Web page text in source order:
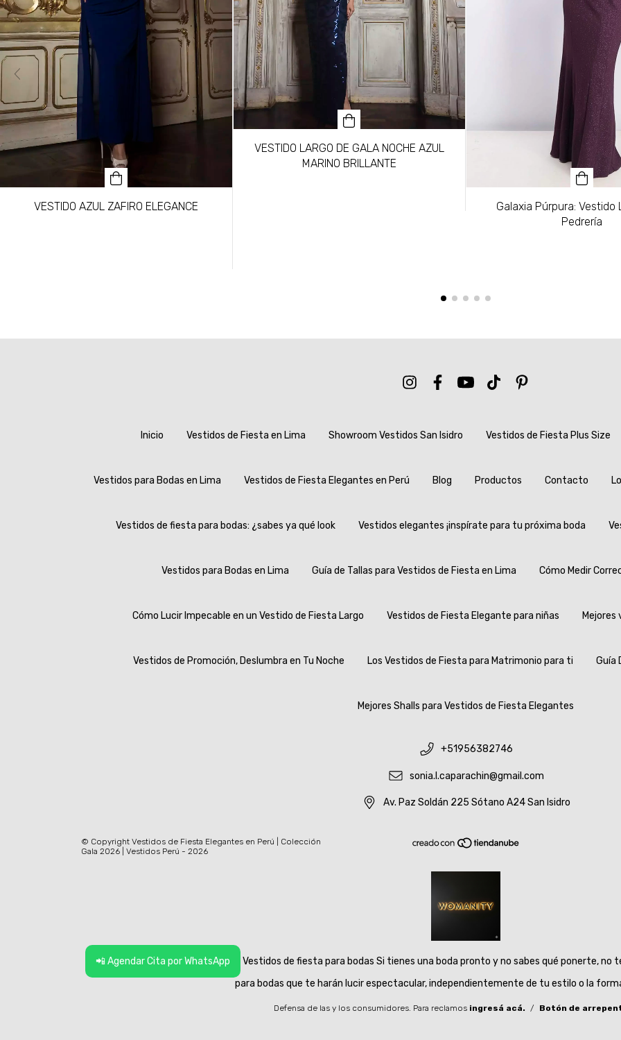
VESTIDO AZUL ZAFIRO ELEGANCE
VESTIDO LARGO DE GALA NOCHE AZUL
MARINO BRILLANTE
Galaxia Púrpura: Vestido
Pedrería
Inicio Vestidos de Fiesta en Lima Showroom Vestidos San Isidro Vestidos de Fiesta Plus Size
Vestidos para Bodas en Lima Vestidos de Fiesta Elegantes en Perú Blog Productos Contacto
Vestidos de fiesta para bodas: ¿sabes ya qué look Vestidos elegantes ¡inspírate para tu próxima boda
Vestidos para Bodas en Lima Guía de Tallas para Vestidos de Fiesta en Lima Cómo Medir
Cómo Lucir Impecable en un Vestido de Fiesta Largo Vestidos de Fiesta Elegante para niñas
Vestidos de Promoción, Deslumbra en Tu Noche Los Vestidos de Fiesta para Matrimonio para ti Guía
Mejores Shalls para Vestidos de Fiesta Elegantes
+51956382746
sonia.l.caparachin@gmail.com
Av. Paz Soldán 225 Sótano A24 San Isidro
© Copyright Vestidos de Fiesta Elegantes en Perú | Colección
Gala 2026 | Vestidos Perú - 2026
📲 Agendar Cita por WhatsApp
Vestidos de fiesta para bodas Si tienes una boda pronto y no sabes qué ponerte,
para bodas que te harán lucir espectacular, independientemente de tu estilo o la
Defensa de las y los consumidores. Para reclamos ingresá acá. / Botón de